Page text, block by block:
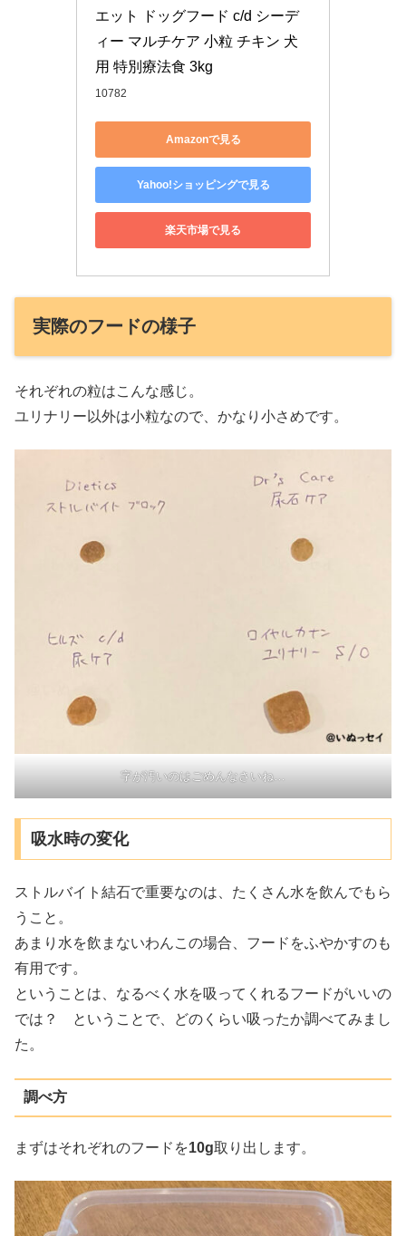
エット ドッグフード c/d シーデ
ィー マルチケア 小粒 チキン 犬
用 特別療法食 3kg
10782
Amazonで見る
Yahoo!ショッピングで見る
楽天市場で見る
実際のフードの様子
それぞれの粒はこんな感じ。
ユリナリー以外は小粒なので、かなり小さめです。
字が汚いのはごめんなさいね…
吸水時の変化
ストルバイト結石で重要なのは、たくさん水を飲んでもら
うこと。
あまり水を飲まないわんこの場合、フードをふやかすのも
有用です。
ということは、なるべく水を吸ってくれるフードがいいの
では？ ということで、どのくらい吸ったか調べてみまし
た。
調べ方
まずはそれぞれのフードを10g取り出します。